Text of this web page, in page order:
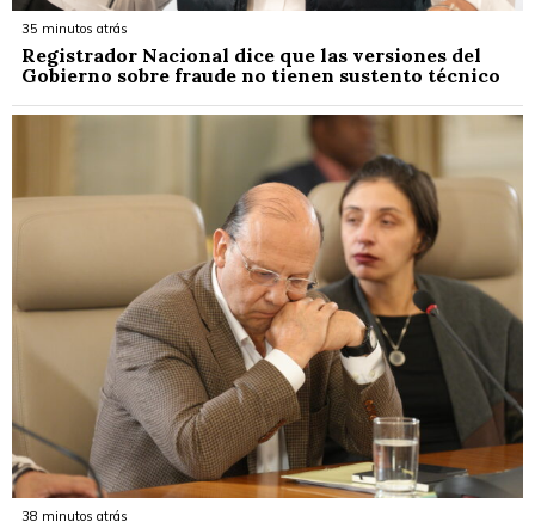
35 minutos atrás
Registrador Nacional dice que las versiones del
Gobierno sobre fraude no tienen sustento técnico
38 minutos atrás